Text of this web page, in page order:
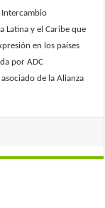
Intercambio
Latina y el Caribe que
en los países
por ADC
asociado de la Alianza